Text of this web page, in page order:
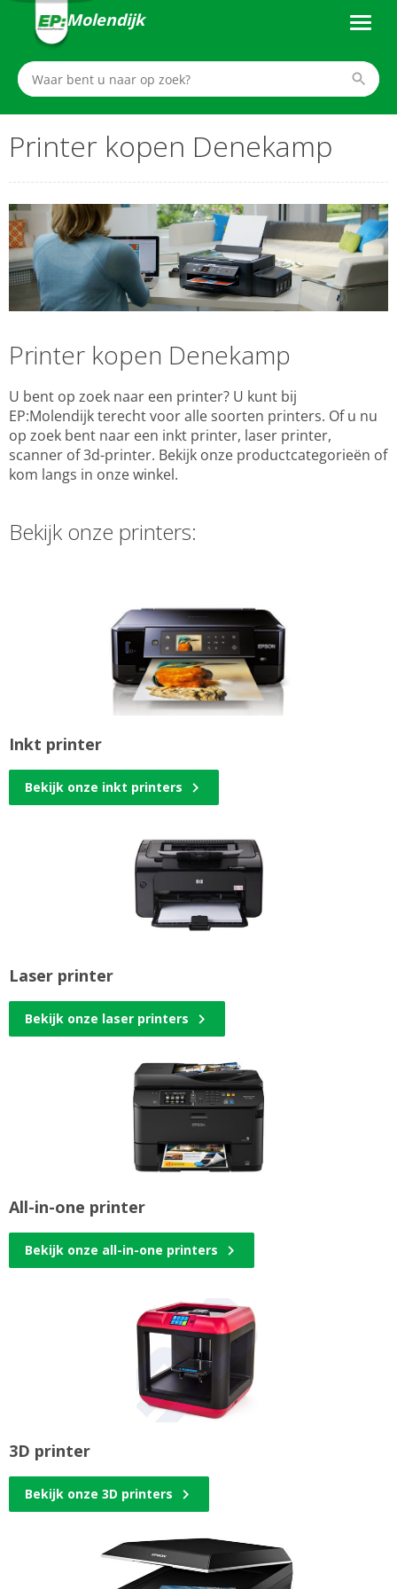
Molendijk
Printer kopen Denekamp
Printer kopen Denekamp
U bent op zoek naar een printer? U kunt bij
EP:Molendijk terecht voor alle soorten printers. Of u nu
op zoek bent naar een inkt printer, laser printer,
scanner of 3d-printer. Bekijk onze productcategorieën of
kom langs in onze winkel.
Bekijk onze printers:
Inkt printer
Bekijk onze inkt printers
Laser printer
Bekijk onze laser printers
All-in-one printer
Bekijk onze all-in-one printers
3D printer
Bekijk onze 3D printers